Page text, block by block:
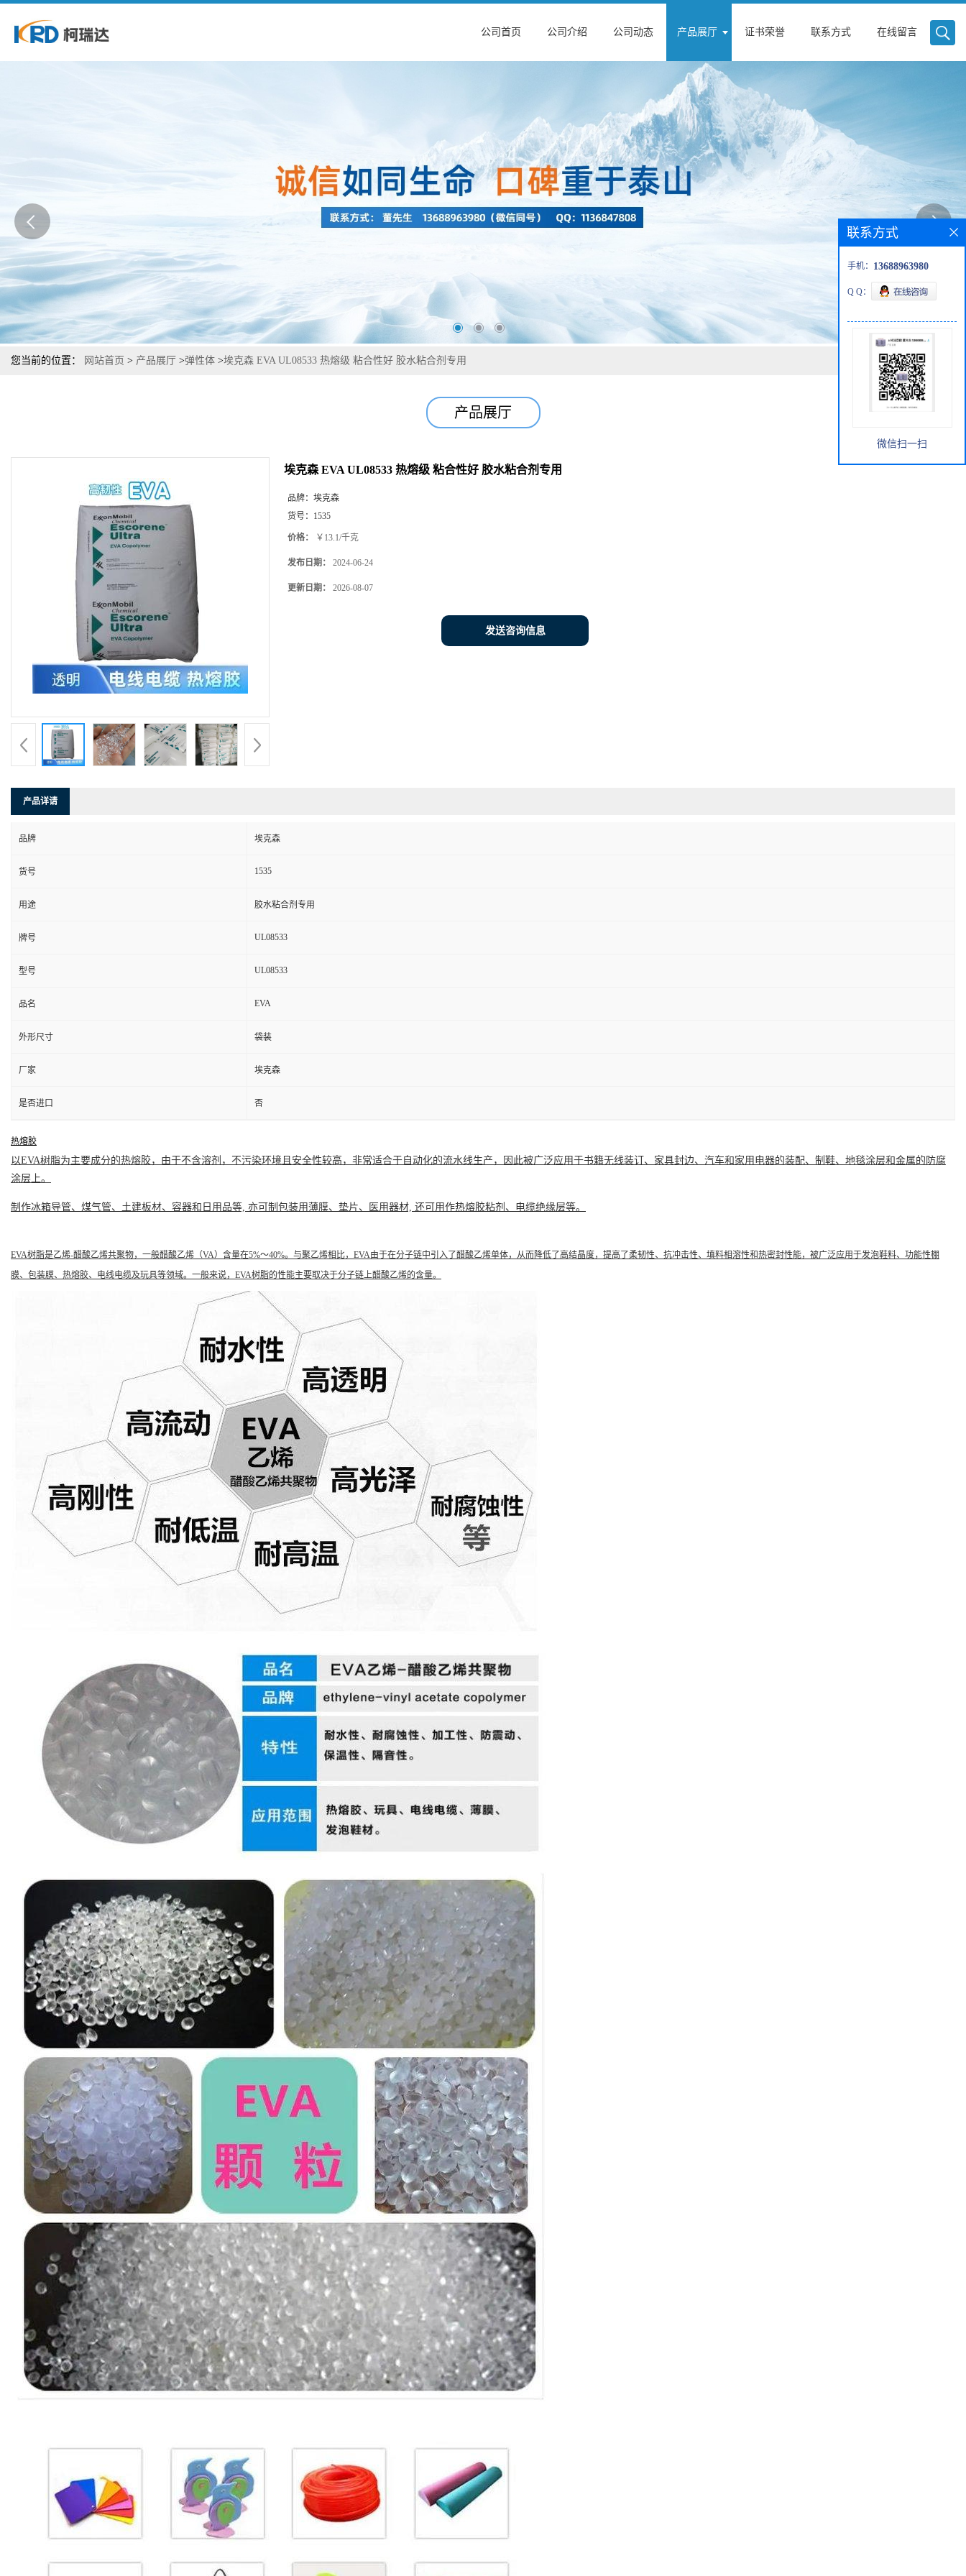
公司首页 公司介绍 公司动态 产品展厅 证书荣誉 联系方式 在线留言
您当前的位置： 网站首页 > 产品展厅 >弹性体 >埃克森 EVA UL08533 热熔级 粘合性好 胶水粘合剂专用
产品展厅
埃克森 EVA UL08533 热熔级 粘合性好 胶水粘合剂专用
品牌： 埃克森
货号： 1535
价格： ￥13.1/千克
发布日期： 2024-06-24
更新日期： 2026-08-07
发送咨询信息
产品详请
品牌 埃克森
货号 1535
用途 胶水粘合剂专用
牌号 UL08533
型号 UL08533
品名 EVA
外形尺寸 袋装
厂家 埃克森
是否进口 否
热熔胶
以EVA树脂为主要成分的热熔胶，由于不含溶剂，不污染环境且安全性较高，非常适合于自动化的流水线生产 ，因此被广泛应用于书籍无线装订、家具封边、汽车和家用电器的装配、制鞋、地毯涂层和金属的 防腐
涂层 上。
制作冰箱导管、煤气管、土建板材、容器和日用品等, 亦可制包装用薄膜、 垫片、医用器材, 还可用作热熔胶粘剂 、电缆绝缘层等。
EVA树脂是乙烯-醋酸乙烯共聚物，一般醋酸乙烯（VA）含量在5%～40%。与聚乙烯相比，EVA由于在分子链中引入了醋酸乙烯单体，从而降低了高结晶度，提高了柔韧性、抗冲击性、填料相溶性和热密封性能，被广泛应用于发泡鞋料、功能性棚
膜、 包装膜、 热熔胶、 电线电缆及玩具等领域。一般来说，EVA树脂的性能主要取决于分子链上醋酸乙烯的含量。
联系方式
手机： 13688963980
Q Q：
微信扫一扫